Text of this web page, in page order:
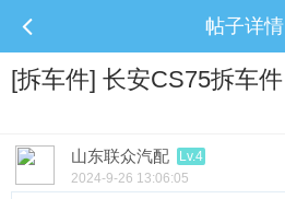
帖子详情
[拆车件] 长安CS75拆车件
山东联众汽配
Lv.4
2024-9-26 13:06:05